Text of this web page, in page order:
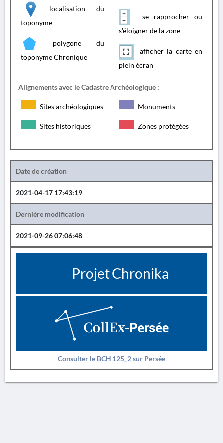
localisation du
toponyme
polygone du
toponyme Chronique
se rapprocher ou
s'éloigner de la zone
afficher la carte en
plein écran
Alignements avec le Cadastre Archéologique :
Sites archéologiques Monuments
Sites historiques Zones protégées
Date de création
2021-04-17 17:43:19
Dernière modification
2021-09-26 07:06:48
Projet Chronika
Consulter le BCH 125_2 sur Persée